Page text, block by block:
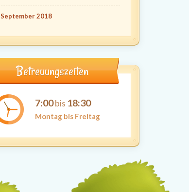
September 2018
Betreuungszeiten
7:00bis 18:30
Montag bis Freitag